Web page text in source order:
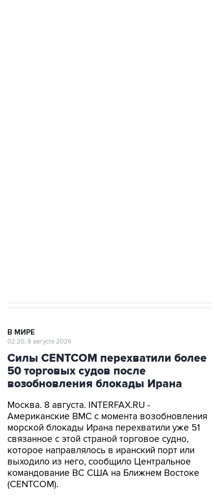
В МИРЕ
02:20, 8 августа 2026
Силы CENTCOM перехватили более
50 торговых судов после
возобновления блокады Ирана
Москва. 8 августа. INTERFAX.RU -
Американские ВМС с момента возобновления
морской блокады Ирана перехватили уже 51
связанное с этой страной торговое судно,
которое направлялось в иранский порт или
выходило из него, сообщило Центральное
командование ВС США на Ближнем Востоке
(CENTCOM).